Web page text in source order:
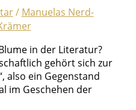
/ Manuelas Nerd-
in der Literatur?
gehört sich zur
also ein Gegenstand
im Geschehen der